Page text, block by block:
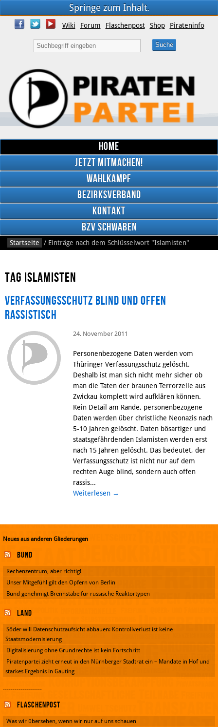
Springe zum Inhalt.
Facebook
Wiki Forum Flaschenpost Shop Pirateninfo
Home
Jetzt mitmachen!
Wahlkampf
Bezirksverband
Kontakt
BzV Schwaben
Startseite / Einträge nach dem Schlüsselwort "Islamisten"
Tag Islamisten
Verfassungsschutz blind und offen
rassistisch
24. November 2011
Personenbezogene Daten werden vom
Thüringer Verfassungsschutz gelöscht.
Deshalb ist man sich nicht mehr sicher ob
man die Taten der braunen Terrorzelle aus
Zwickau komplett wird aufklären können.
Kein Detail am Rande, personenbezogene
Daten werden über christliche Neonazis nach
5-10 Jahren gelöscht. Daten bösartiger und
staatsgefährdenden Islamisten werden erst
nach 15 Jahren gelöscht. Das bedeutet, der
Verfassungsschutz ist nicht nur auf dem
rechten Auge blind, sondern auch offen
rassis...
Weiterlesen →
Neues aus anderen Gliederungen
Bund
Rechenzentrum, aber richtig!
Unser Mitgefühl gilt den Opfern von Berlin
Bund genehmigt Brennstäbe für russische Reaktortypen
Land
Söder will Datenschutzaufsicht abbauen: Kontrollverlust ist keine
Staatsmodernisierung
Digitalisierung ohne Grundrechte ist kein Fortschritt
Piratenpartei zieht erneut in den Nürnberger Stadtrat ein – Mandate in Hof und
starkes Ergebnis in Gauting
--------------------
Flaschenpost
Was wir übersehen, wenn wir nur auf uns schauen